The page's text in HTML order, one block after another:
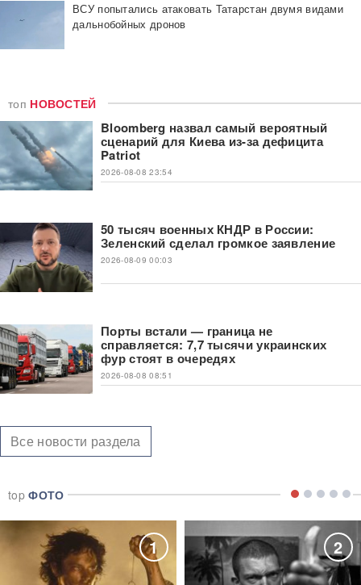
ВСУ попытались атаковать Татарстан двумя видами
дальнобойных дронов
топ НОВОСТЕЙ
Bloomberg назвал самый вероятный
сценарий для Киева из-за дефицита
Patriot
2026-08-08 23:54
50 тысяч военных КНДР в России:
Зеленский сделал громкое заявление
2026-08-09 00:03
Порты встали — граница не
справляется: 7,7 тысячи украинских
фур стоят в очередях
2026-08-08 08:51
Все новости раздела
topФОТО
1 2